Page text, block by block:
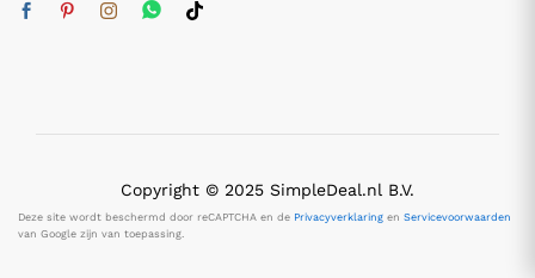
Copyright © 2025 SimpleDeal.nl B.V.
Deze site wordt beschermd door reCAPTCHA en de Privacyverklaring en Servicevoorwaarden
van Google zijn van toepassing.